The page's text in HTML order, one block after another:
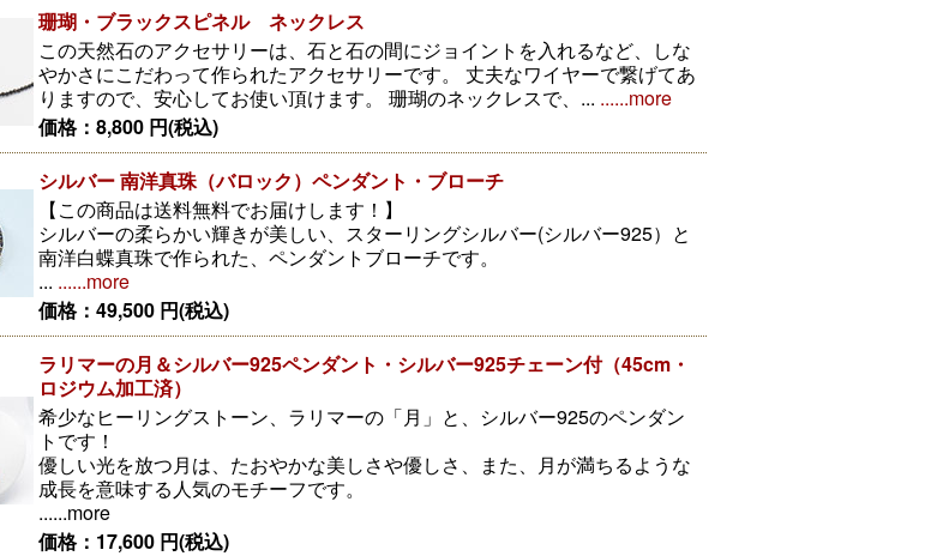
珊瑚・ブラックスピネル ネックレス
この天然石のアクセサリーは、石と石の間にジョイントを入れるなど、しな
やかさにこだわって作られたアクセサリーです。 丈夫なワイヤーで繋げてあ
りますので、安心してお使い頂けます。 珊瑚のネックレスで、... ......more
価格：8,800 円(税込)
シルバー 南洋真珠（バロック）ペンダント・ブローチ
【この商品は送料無料でお届けします！】
シルバーの柔らかい輝きが美しい、スターリングシルバー(シルバー925）と
南洋白蝶真珠で作られた、ペンダントブローチです。
... ......more
価格：49,500 円(税込)
ラリマーの月＆シルバー925ペンダント・シルバー925チェーン付（45cm・
ロジウム加工済）
希少なヒーリングストーン、ラリマーの「月」と、シルバー925のペンダン
トです！
優しい光を放つ月は、たおやかな美しさや優しさ、また、月が満ちるような
成長を意味する人気のモチーフです。
......more
価格：17,600 円(税込)